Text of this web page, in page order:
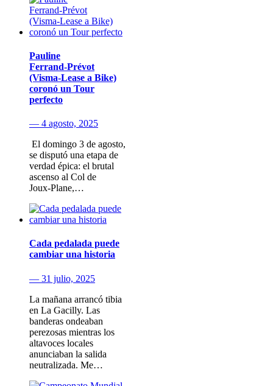
Pauline
Ferrand‑Prévot
(Visma‑Lease a Bike)
coronó un Tour
perfecto
— 4 agosto, 2025
​ El domingo 3 de agosto​,
se disputó una etapa de
verdad épica: el brutal
ascenso al Col de
Joux‑Plane,…
Cada pedalada puede
cambiar una historia
— 31 julio, 2025
La mañana arrancó tibia
en La Gacilly. Las
banderas ondeaban
perezosas mientras los
altavoces locales
anunciaban la salida
neutralizada. Me…